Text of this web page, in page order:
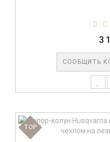
3
СООБЩИТЬ
TOP